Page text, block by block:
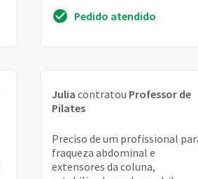
quilos p...Pedido atendido
Julia contratou Professor de
Pilates
Preciso de um profissional
fraqueza abdominal e
extensores da coluna,